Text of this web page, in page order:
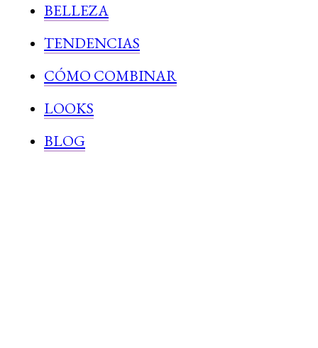
BELLEZA
TENDENCIAS
CÓMO COMBINAR
LOOKS
BLOG